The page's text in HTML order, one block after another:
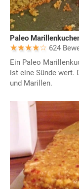
Paleo
624
Ein Paleo
ist eine Sünde wert.
und Marillen.